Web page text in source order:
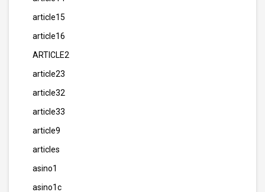
article15
article16
ARTICLE2
article23
article32
article33
article9
articles
asino1
asino1c